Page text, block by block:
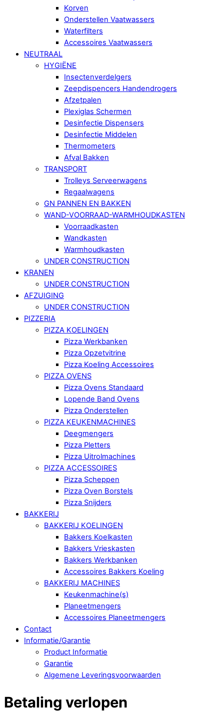
Korven
Onderstellen Vaatwassers
Waterfilters
Accessoires Vaatwassers
NEUTRAAL
HYGIËNE
Insectenverdelgers
Zeepdispencers Handendrogers
Afzetpalen
Plexiglas Schermen
Desinfectie Dispensers
Desinfectie Middelen
Thermometers
Afval Bakken
TRANSPORT
Trolleys Serveerwagens
Regaalwagens
GN PANNEN EN BAKKEN
WAND-VOORRAAD-WARMHOUDKASTEN
Voorraadkasten
Wandkasten
Warmhoudkasten
UNDER CONSTRUCTION
KRANEN
UNDER CONSTRUCTION
AFZUIGING
UNDER CONSTRUCTION
PIZZERIA
PIZZA KOELINGEN
Pizza Werkbanken
Pizza Opzetvitrine
Pizza Koeling Accessoires
PIZZA OVENS
Pizza Ovens Standaard
Lopende Band Ovens
Pizza Onderstellen
PIZZA KEUKENMACHINES
Deegmengers
Pizza Pletters
Pizza Uitrolmachines
PIZZA ACCESSOIRES
Pizza Scheppen
Pizza Oven Borstels
Pizza Snijders
BAKKERIJ
BAKKERIJ KOELINGEN
Bakkers Koelkasten
Bakkers Vrieskasten
Bakkers Werkbanken
Accessoires Bakkers Koeling
BAKKERIJ MACHINES
Keukenmachine(s)
Planeetmengers
Accessoires Planeetmengers
Contact
Informatie/Garantie
Product Informatie
Garantie
Algemene Leveringsvoorwaarden
Menu
Betaling verlopen